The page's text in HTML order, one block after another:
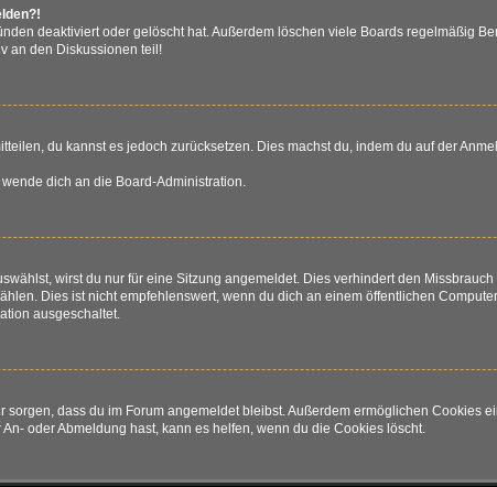
deaktiviert oder gelöscht hat. Außerdem löschen viele Boards regelmäßig
an den Diskussionen teil!
du kannst es jedoch zurücksetzen. Dies machst du, indem du auf der
dich an die Board-Administration.
wirst du nur für eine Sitzung angemeldet. Dies verhindert den
Dies ist nicht empfehlenswert, wenn du dich an einem öffentlichen
ausgeschaltet.
dass du im Forum angemeldet bleibst. Außerdem ermöglichen Cookies
oder Abmeldung hast, kann es helfen, wenn du die Cookies löscht.